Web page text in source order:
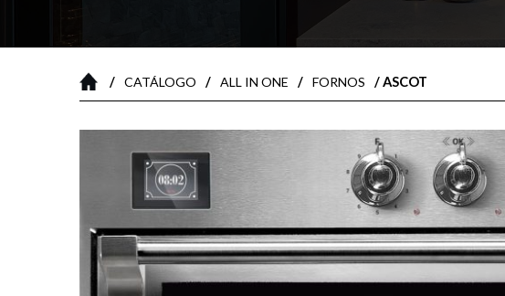
/ CATÁLOGO / ALL IN ONE / FORNOS / ASCOT